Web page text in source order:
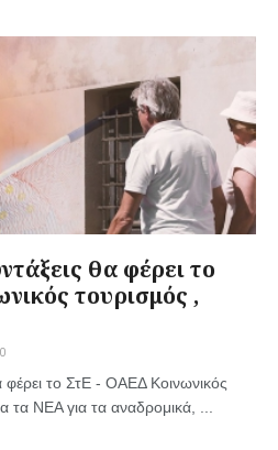
θα φέρει το
τουρισμός ,
φέρει το ΣτΕ - ΟΑΕΔ Κοινωνικός
ΝΕΑ για τα αναδρομικά, ...